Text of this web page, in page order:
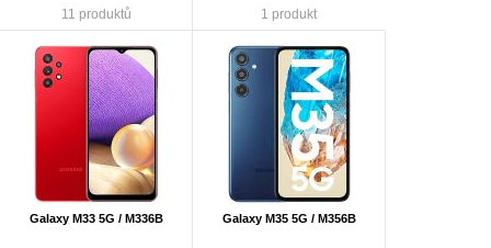
11 produktů 1 produkt
Galaxy M33 5G / M336B Galaxy M35 5G / M356B